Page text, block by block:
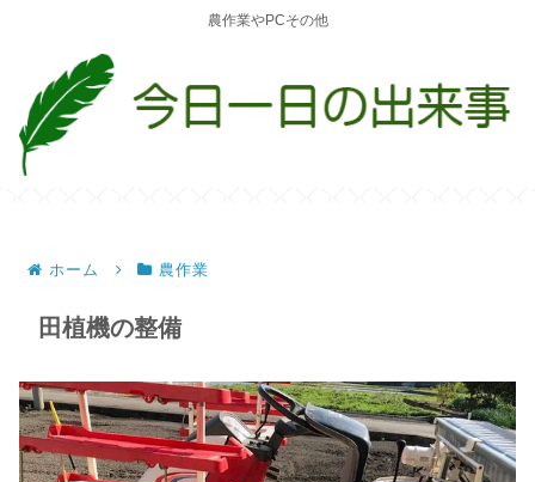
農作業やPCその他
ホーム 農作業
田植機の整備